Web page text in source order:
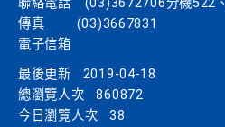
聯絡電話
(03)3672706分機522
傳真
(03)3667831
電子信箱
最後更新
2019-04-18
總瀏覽人次
860872
今日瀏覽人次
38